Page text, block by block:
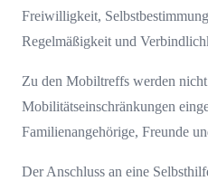
Freiwilligkeit,
Regelmäßigkeit und
Zu den Mobiltreffs werden
Mobilitätseinschränkungen
Familienangehörige, Freunde
Der Anschluss an eine